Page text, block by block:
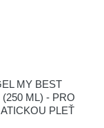
MY BEST
ML) - PRO
PLEŤ